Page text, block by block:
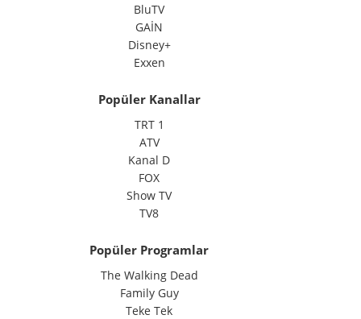
BluTV
GAİN
Disney+
Exxen
Popüler Kanallar
TRT 1
ATV
Kanal D
FOX
Show TV
TV8
Popüler Programlar
The Walking Dead
Family Guy
Teke Tek